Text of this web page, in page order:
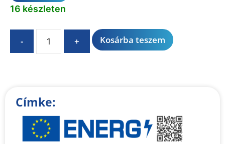
16 készleten
- + Kosárba teszem
t
i
Címke: